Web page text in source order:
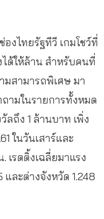
องไทยรัฐทีวี เกมโชว์ที่
ด้ให้ล้าน สำหรับคนที่
มสามารถพิเศษ มา
ามในรายการทั้งหมด
ลถึง 1 ล้านบาท เพิ่ง
ในวันเสาร์และ
เรตติ้งเฉลี่ยมาแรง
และต่างจังหวัด 1.248